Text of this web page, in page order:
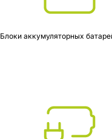
Блоки аккумуляторных